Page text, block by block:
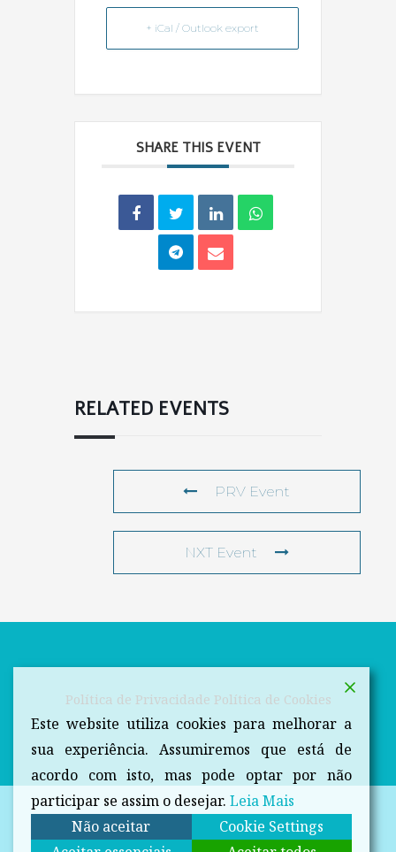
+ iCal / Outlook export
SHARE THIS EVENT
RELATED EVENTS
PRV Event
NXT Event
Política de Privacidade Política de Cookies
Este website utiliza cookies para melhorar a
sua experiência. Assumiremos que está de
acordo com isto, mas pode optar por não
participar se assim o desejar. Leia Mais
Não aceitar
Cookie Settings